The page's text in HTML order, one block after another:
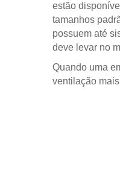
estão
tamanhos
possuem até
deve levar no
Quando uma
ventilação